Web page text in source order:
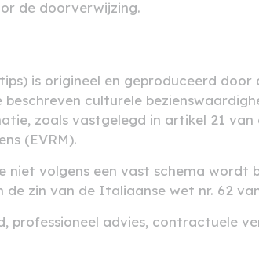
de doorverwijzing.
is origineel en geproduceerd
culturele
zoals vastgelegd in artikel 21
(EVRM).
volgens een vast schema wordt
zin van de Italiaanse wet nr. 62
professioneel advies, contractuele